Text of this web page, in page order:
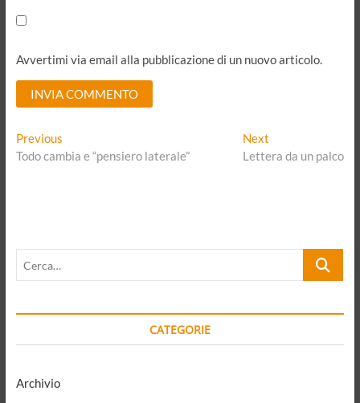
Avvertimi via email alla pubblicazione di un nuovo articolo.
A
l
a
v
Navigazione
articoli
PreviousPrevious
post:
Todo cambia e “pensiero laterale”
Next
post:
Lettera da un palco
Cerca…
CATEGORIE
Archivio